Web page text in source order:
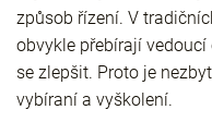
způsob řízení. V
obvykle přebírají
se zlepšit. Proto je
vybíraní a vyškolení.